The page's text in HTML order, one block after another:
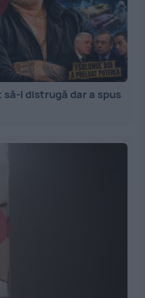
l distrugă dar a spus